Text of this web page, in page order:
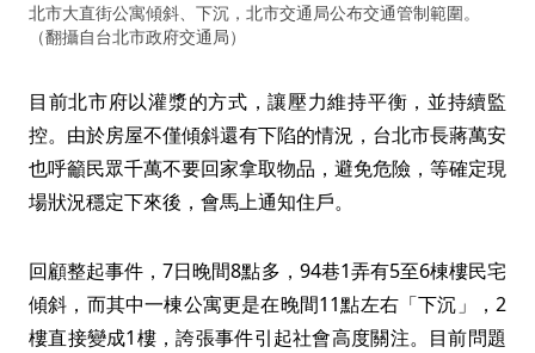
北市大直街公寓傾斜、下沉，北市交通局公布交通管制範圍。
（翻攝自台北市政府交通局）
目前北市府以灌漿的方式，讓壓力維持平衡，並持續監
控。由於房屋不僅傾斜還有下陷的情況，台北市長蔣萬安
也呼籲民眾千萬不要回家拿取物品，避免危險，等確定現
場狀況穩定下來後，會馬上通知住戶。
回顧整起事件，7日晚間8點多，94巷1弄有5至6棟樓民宅
傾斜，而其中一棟公寓更是在晚間11點左右「下沉」，2
樓直接變成1樓，誇張事件引起社會高度關注。目前問題